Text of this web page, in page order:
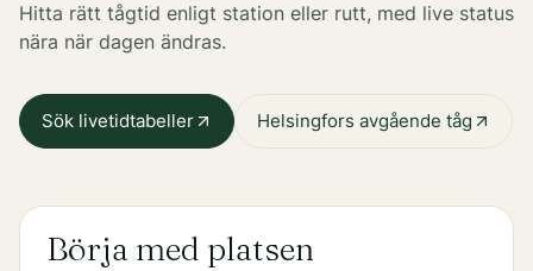
Hitta rätt tågtid enligt station eller rutt, med live status
nära när dagen ändras.
Sök livetidtabeller Helsingfors avgående tåg
Börja med platsen